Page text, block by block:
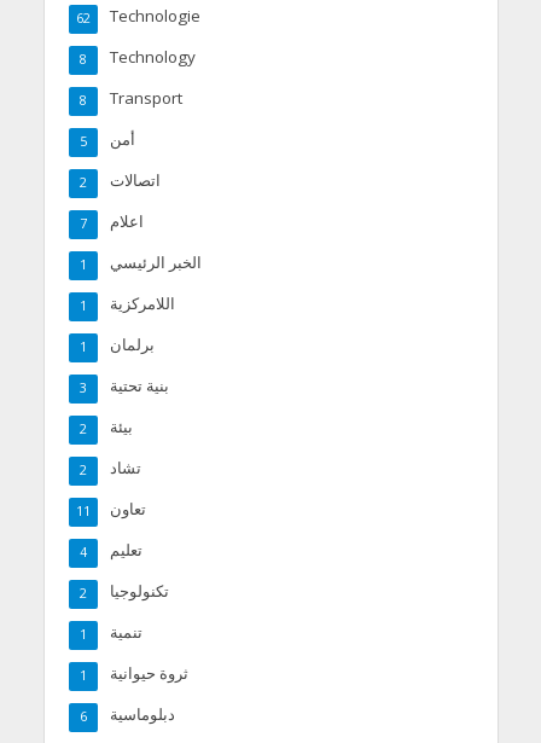
Technologie
62
Technology
8
Transport
8
أمن 5
اتصالات 2
اعلام 7
الخبر الرئيسي 1
اللامركزية 1
برلمان 1
بنية تحتية 3
بيئة 2
تشاد 2
تعاون 11
تعليم 4
تكنولوجيا 2
تنمية 1
ثروة حيوانية 1
دبلوماسية 6